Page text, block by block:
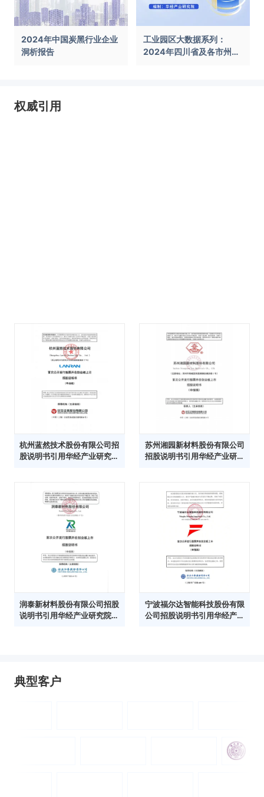
2024年中国炭黑行业企业
洞析报告
工业园区大数据系列：
2024年四川省及各市州工
权威引用
杭州蓝然技术股份有限公司招
股说明书引用华经产业研究院
苏州湘园新材料股份有限公司
招股说明书引用华经产业研究
润泰新材料股份有限公司招股
说明书引用华经产业研究院数
宁波福尔达智能科技股份有限
公司招股说明书引用华经产业
典型客户